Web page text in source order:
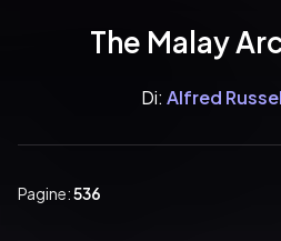
The Malay
Di: Alfred
Pagine:536